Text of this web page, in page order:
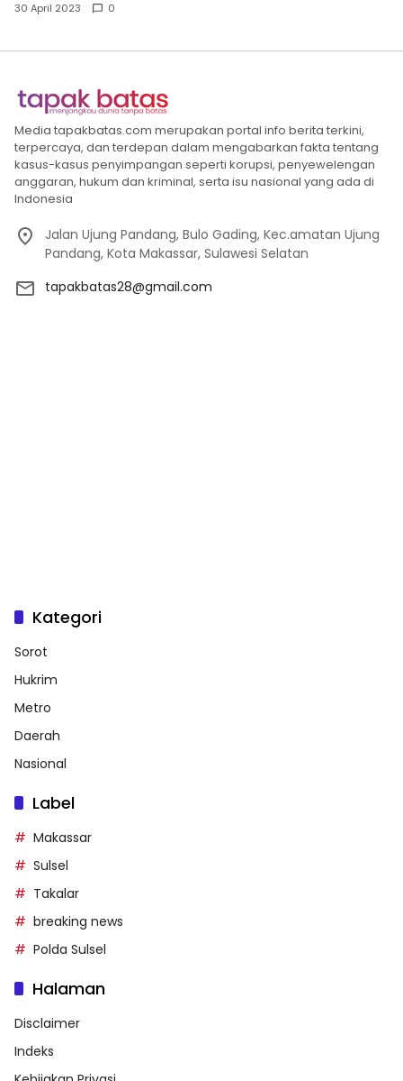
30 April 2023 0
Media tapakbatas.com merupakan portal info berita terkini,
terpercaya, dan terdepan dalam mengabarkan fakta tentang
kasus-kasus penyimpangan seperti korupsi, penyewelengan
anggaran, hukum dan kriminal, serta isu nasional yang ada di
Indonesia
Jalan Ujung Pandang, Bulo Gading, Kec.amatan Ujung
Pandang, Kota Makassar, Sulawesi Selatan
tapakbatas28@gmail.com
Kategori
Sorot
Hukrim
Metro
Daerah
Nasional
Label
Makassar
Sulsel
Takalar
breaking news
Polda Sulsel
Halaman
Disclaimer
Indeks